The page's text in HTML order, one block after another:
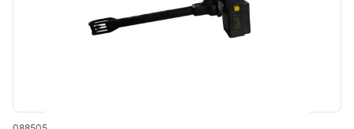
Kod produktu